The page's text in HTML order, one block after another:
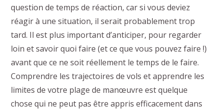
question de temps de réaction, car si vous deviez
réagir à une situation, il serait probablement trop
tard. Il est plus important d’anticiper, pour regarder
loin et savoir quoi faire (et ce que vous pouvez faire !)
avant que ce ne soit réellement le temps de le faire.
Comprendre les trajectoires de vols et apprendre les
limites de votre plage de manœuvre est quelque
chose qui ne peut pas être appris efficacement dans